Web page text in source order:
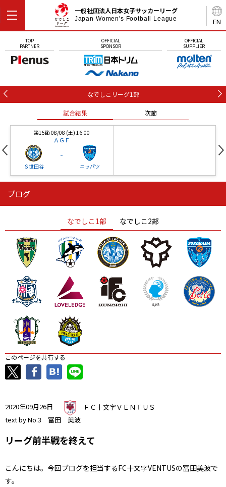
EN
一般社団法人日本女子サッカーリーグ
Japan Women's Football League
TOP
PARTNER
OFFICIAL
SPONSOR
OFFICIAL
SUPPLIER
なでしこリーグ1部
試合結果 次節
第15節 08/08 (土) 16:00
ＡＧＦ
Ｓ世田谷
-
ニッパツ
ニッパツ
ニッパツ 名古屋
石人の星
静岡 愛媛Ｌ
ブログ
なでしこ1部 なでしこ2部
このページを共有する
2020年09月26日
ＦＣ十文字ＶＥＮＴＵＳ
text by No.3 冨田 美波
リーグ前半戦を終えて
こんにちは。今回ブログを担当するFC十文字VENTUSの冨田美波で
す。